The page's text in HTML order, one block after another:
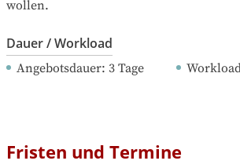
wollen.
Dauer / Workload
Angebotsdauer: 3 Tage
Fristen und Termine